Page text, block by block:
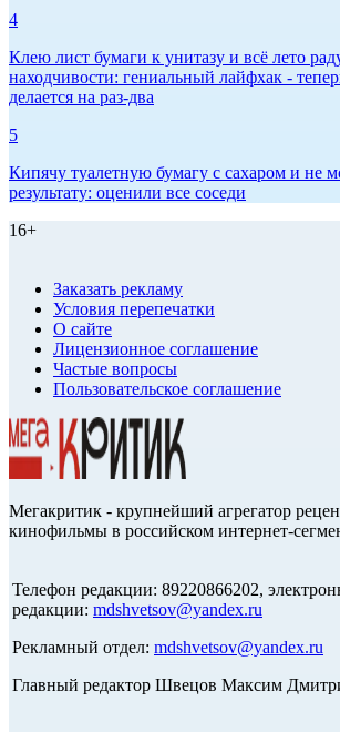
4
Клею лист бумаги к унитазу и всё лето
находчивости: гениальный лайфхак -
делается на раз-два
5
Кипячу туалетную бумагу с сахаром и не
результату: оценили все соседи
16+
Заказать рекламу
Условия перепечатки
О сайте
Лицензионное соглашение
Частые вопросы
Пользовательское соглашение
Мегакритик - крупнейший агрегатор
кинофильмы в российском интернет-
Телефон редакции: 89220866202,
редакции: mdshvetsov@yandex.ru
Рекламный отдел: mdshvetsov@yandex.ru
Главный редактор Швецов Максим